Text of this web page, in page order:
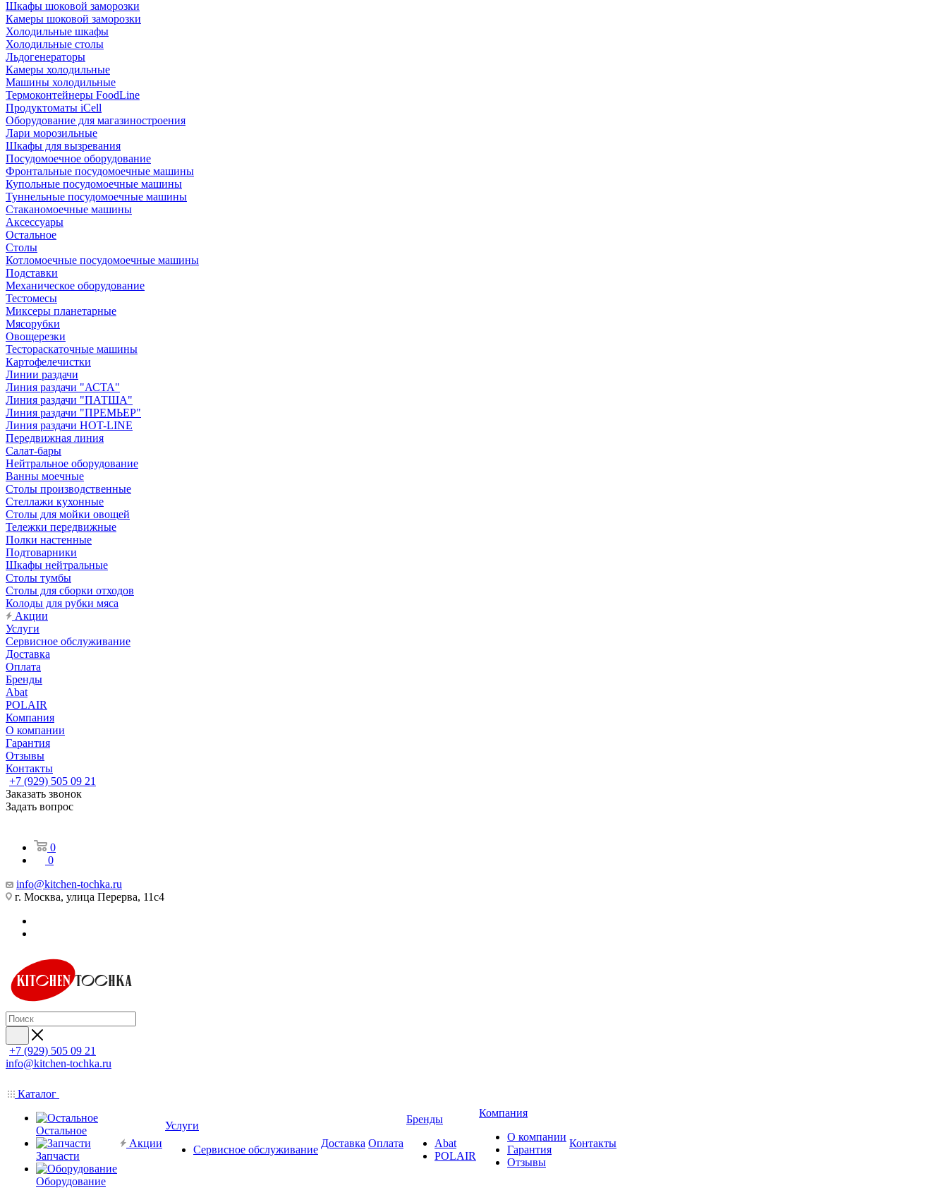
Шкафы шоковой заморозки
Камеры шоковой заморозки
Холодильные шкафы
Холодильные столы
Льдогенераторы
Камеры холодильные
Машины холодильные
Термоконтейнеры FoodLine
Продуктоматы iCell
Оборудование для магазиностроения
Лари морозильные
Шкафы для вызревания
Посудомоечное оборудование
Фронтальные посудомоечные машины
Купольные посудомоечные машины
Туннельные посудомоечные машины
Стаканомоечные машины
Аксессуары
Остальное
Столы
Котломоечные посудомоечные машины
Подставки
Механическое оборудование
Тестомесы
Миксеры планетарные
Мясорубки
Овощерезки
Тестораскаточные машины
Картофелечистки
Линии раздачи
Линия раздачи "АСТА"
Линия раздачи "ПАТША"
Линия раздачи "ПРЕМЬЕР"
Линия раздачи HOT-LINE
Передвижная линия
Салат-бары
Нейтральное оборудование
Ванны моечные
Столы производственные
Стеллажи кухонные
Столы для мойки овощей
Тележки передвижные
Полки настенные
Подтоварники
Шкафы нейтральные
Столы тумбы
Столы для сборки отходов
Колоды для рубки мяса
Акции
Услуги
Сервисное обслуживание
Доставка
Оплата
Бренды
Abat
POLAIR
Компания
О компании
Гарантия
Отзывы
Контакты
+7 (929) 505 09 21
Заказать звонок
Задать вопрос
0
0
info@kitchen-tochka.ru
г. Москва, улица Перерва, 11с4
+7 (929) 505 09 21
info@kitchen-tochka.ru
Каталог
Остальное
Запчасти
Оборудование
Акции
Услуги
Сервисное обслуживание
Доставка Оплата
Бренды
Abat
POLAIR
Компания
О компании
Гарантия
Отзывы
Контакты